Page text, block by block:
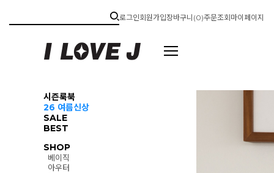
로그인회원가입장바구니(0)주문조회마이페이지
시즌룩북
26 여름신상
SALE
BEST
SHOP
베이직
아우터